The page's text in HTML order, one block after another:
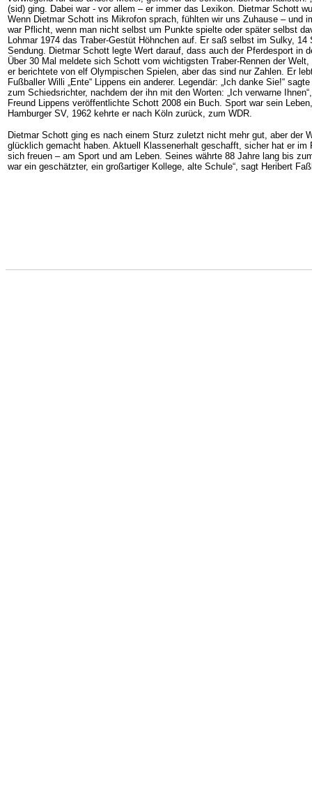
(sid) ging. Dabei war - vor allem – er immer das Lexikon. Dietmar Schott
Wenn Dietmar Schott ins Mikrofon sprach, fühlten wir uns Zuhause – und
war Pflicht, wenn man nicht selbst um Punkte spielte oder später selbst
Lohmar 1974 das Traber-Gestüt Höhnchen auf. Er saß selbst im Sulky,
Sendung. Dietmar Schott legte Wert darauf, dass auch der Pferdesport in
Über 30 Mal meldete sich Schott vom wichtigsten Traber-Rennen der
er berichtete von elf Olympischen Spielen, aber das sind nur Zahlen. Er
Fußballer Willi „Ente“ Lippens ein anderer. Legendär: „Ich danke Sie!“
zum Schiedsrichter, nachdem der ihn mit den Worten: „Ich verwarne
Freund Lippens veröffentlichte Schott 2008 ein Buch. Sport war sein
Hamburger SV, 1962 kehrte er nach Köln zurück, zum WDR.
Dietmar Schott ging es nach einem Sturz zuletzt nicht mehr gut, aber der
glücklich gemacht haben. Aktuell Klassenerhalt geschafft, sicher hat er
sich freuen – am Sport und am Leben. Seines währte 88 Jahre lang bis
war ein geschätzter, ein großartiger Kollege, alte Schule“, sagt Heribert